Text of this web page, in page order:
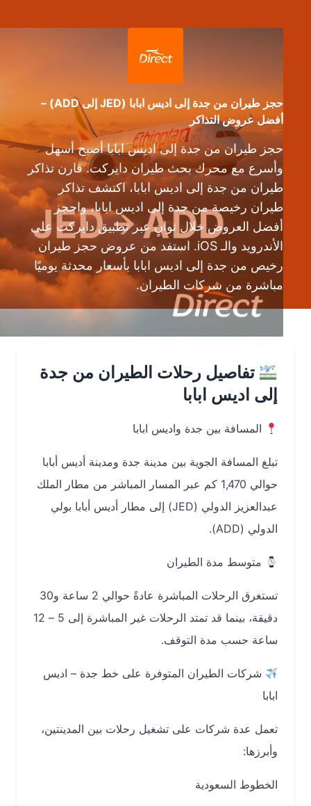
حجز طيران من جدة إلى اديس ابابا (JED إلى ADD) –
أفضل عروض التذاكر
حجز طيران من جدة إلى اديس ابابا أصبح أسهل
وأسرع مع محرك بحث طيران دايركت. قارن تذاكر
طيران من جدة إلى اديس ابابا، اكتشف تذاكر
طيران رخيصة من جدة إلى اديس ابابا، واحجز
أفضل العروض خلال ثوانٍ عبر تطبيق دايركت على
الأندرويد والـ iOS. استفد من عروض حجز طيران
رخيص من جدة إلى اديس ابابا بأسعار محدثة يوميًا
مباشرة من شركات الطيران.
تفاصيل رحلات الطيران من جدة
إلى اديس ابابا
المسافة بين جدة واديس ابابا
تبلغ المسافة الجوية بين مدينة جدة ومدينة أديس أبابا
حوالي 1,470 كم عبر المسار المباشر من مطار الملك
عبدالعزيز الدولي (JED) إلى مطار أديس أبابا بولي
الدولي (ADD).
متوسط مدة الطيران
تستغرق الرحلات المباشرة عادةً حوالي 2 ساعة و30
دقيقة، بينما قد تمتد الرحلات غير المباشرة إلى 5 – 12
ساعة حسب مدة التوقف.
شركات الطيران المتوفرة على خط جدة – اديس
تعمل عدة شركات على تشغيل رحلات بين المدينتين،
وأبرزها:
الخطوط السعودية